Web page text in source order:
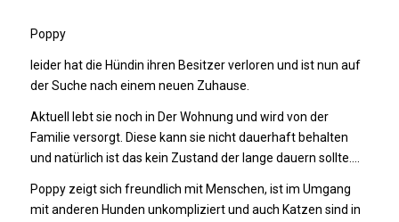
Poppy
leider hat die Hündin ihren Besitzer verloren und ist nun auf
der Suche nach einem neuen Zuhause.
Aktuell lebt sie noch in Der Wohnung und wird von der
Familie versorgt. Diese kann sie nicht dauerhaft behalten
und natürlich ist das kein Zustand der lange dauern sollte….
Poppy zeigt sich freundlich mit Menschen, ist im Umgang
mit anderen Hunden unkompliziert und auch Katzen sind in